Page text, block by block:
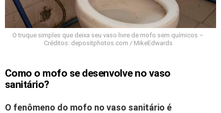
O truque simples que deixa seu vaso livre de mofo sem químicos –
Créditos: depositphotos.com / MikeEdwards
Como o mofo se desenvolve no vaso
sanitário?
O fenômeno do mofo no vaso sanitário é